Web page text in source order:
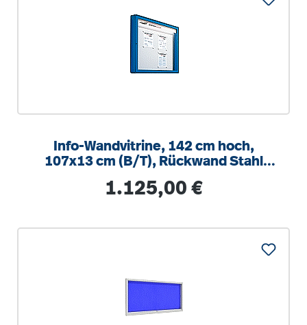
Info-Wandvitrine, 142 cm hoch,
107x13 cm (B/T), Rückwand Stahl
Regulärer Preis:
1.125,00 €